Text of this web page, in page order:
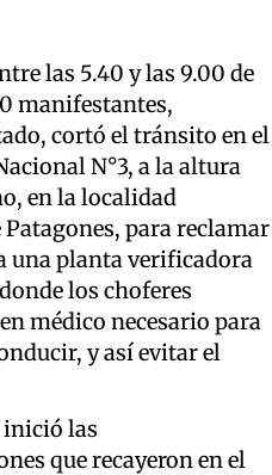
las 5.40 y las 9.00 de
manifestantes,
cortó el tránsito en el
N°3, a la altura
en la localidad
Patagones, para reclamar
una planta verificadora
los choferes
médico necesario para
y así evitar el
las
que recayeron en el